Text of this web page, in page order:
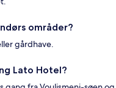
områder?
gårdhave.
Lato Hotel?